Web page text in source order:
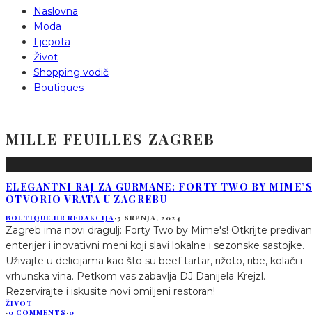
Naslovna
Moda
Ljepota
Život
Shopping vodič
Boutiques
MILLE FEUILLES ZAGREB
ELEGANTNI RAJ ZA GURMANE: FORTY TWO BY MIME’S
OTVORIO VRATA U ZAGREBU
BOUTIQUE.HR REDAKCIJA·3 SRPNJA, 2024
Zagreb ima novi dragulj: Forty Two by Mime's! Otkrijte predivan
enterijer i inovativni meni koji slavi lokalne i sezonske sastojke.
Uživajte u delicijama kao što su beef tartar, rižoto, ribe, kolači i
vrhunska vina. Petkom vas zabavlja DJ Danijela Krejzl.
Rezervirajte i iskusite novi omiljeni restoran!
ŽIVOT
·0 COMMENTS ·0